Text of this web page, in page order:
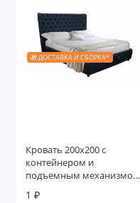
🎁 ДОСТАВКА И СБОРКА*
Кровать 200x200 с
контейнером и
подъемным механизмом
1 ₽